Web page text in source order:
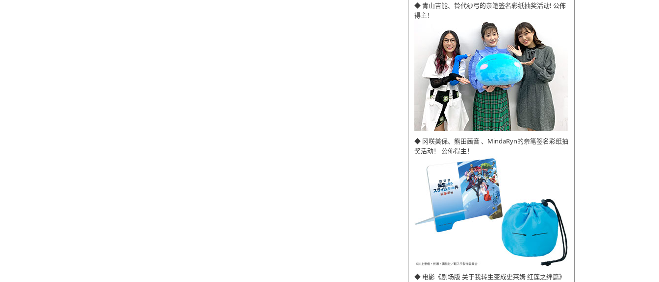
◆ 青山吉能、铃代纱弓的亲笔签名彩纸抽奖活动! 公佈
得主！
◆ 冈咲美保、熊田茜音 、MindaRyn的亲笔签名彩纸抽
奖活动！ 公佈得主！
◆ 电影《剧场版 关于我转生变成史莱姆 红莲之绊篇》